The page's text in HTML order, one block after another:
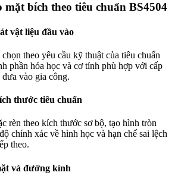
mặt bích theo tiêu chuẩn BS4504
vật liệu đầu vào
theo yêu cầu kỹ thuật của tiêu chuẩn
phần hóa học và cơ tính phù hợp với cấp
vào gia công.
thước tiêu chuẩn
rèn theo kích thước sơ bộ, tạo hình tròn
chính xác về hình học và hạn chế sai lệch
theo.
và đường kính